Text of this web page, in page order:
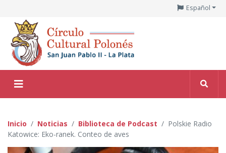
Español
Inicio Noticias Biblioteca de Podcast
Polskie Radio
Katowice: Eko-ranek. Conteo de aves